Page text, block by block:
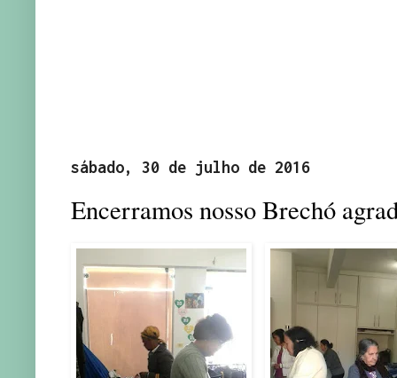
sábado, 30 de julho de 2016
Encerramos nosso Brechó